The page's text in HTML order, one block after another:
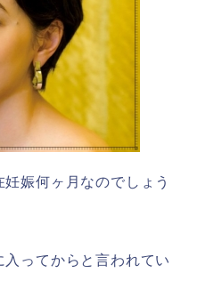
娠何ヶ月なのでしょう
ってからと言われてい